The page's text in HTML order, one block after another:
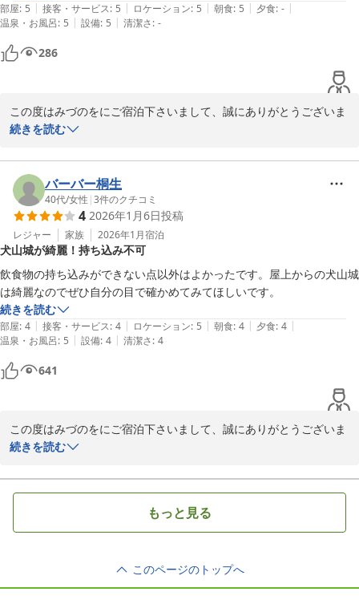
しまったのが残念でした。
部屋: 5 | 接客・サービス: 5 | ロケーション: 5 | 朝食: 5 | 夕食: - |
温泉・お風呂: 5 | 設備: 5 | 清潔さ: -
286
この度はみづのをにご宿泊下さいまして、誠にありがとうございま
す。またクチコミをお寄せ下さり、高い評価を頂戴いたしまして、
けたようで安心しました。旅館ならではの朝食はお口に合いました
でしょうか？特に大き目のお椀でお出しするアサリの味噌汁は多く
のお客様に喜んでいただいております。また機会がございましたら
ぜひ美味しい朝食をお召し上がりにお越しくださいませ。お待ち申
2025-08-28
続きを読む
バーバー桐生
40代/女性 |3件のクチコミ
4 2026年1月6日投稿
レジャー 家族 2026年1月宿泊
犬山城が綺麗！持ち込み不可
飲食物の持ち込みができない点以外はよかったです。屋上からの犬山城
は綺麗なのでぜひ自分の目で確かめてみてほしいです。
続きを読む
部屋: 4 | 接客・サービス: 4 | ロケーション: 5 | 朝食: 4 | 夕食: 4 |
温泉・お風呂: 5 | 設備: 4 | 清潔さ: 4
641
この度はみづのをにご宿泊下さいまして、誠にありがとうございま
す。またクチコミをお寄せ下さり重ねて御礼申し上げます。
それはそれは美しい眺めでございます。また大浴場からも犬山城を
眺めることができます。建物が木曽川沿いに建っているため、四季
それぞれの木曽川の風景も趣がございます。また季節を変えてお越
しいただければ幸いでございます。またのお越しをお待ち申し上げ
犬山温泉 旬樹庵 八勝閣みづのを
続きを読む
もっと見る
このページのトップへ